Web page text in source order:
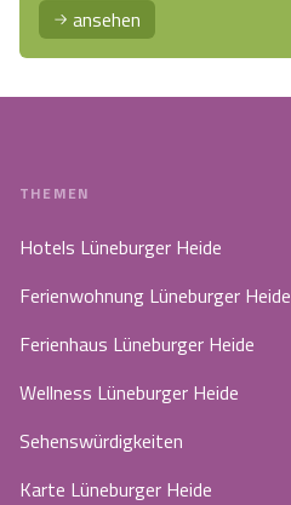
ansehen
THEMEN
Hotels Lüneburger Heide
Ferienwohnung Lüneburger Heide
Ferienhaus Lüneburger Heide
Wellness Lüneburger Heide
Sehenswürdigkeiten
Karte Lüneburger Heide